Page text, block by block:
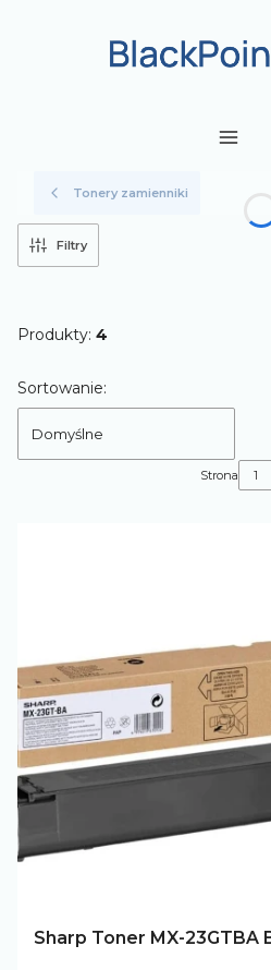
Tonery zamienniki
Filtry
Produkty: 4
Lista produktów
Sortowanie:
Domyślne
Strona
Sharp Toner MX-23GTBA